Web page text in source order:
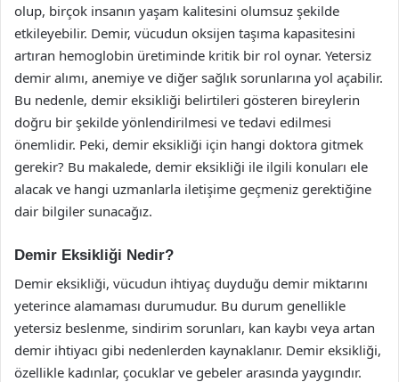
olup, birçok insanın yaşam kalitesini olumsuz şekilde
etkileyebilir. Demir, vücudun oksijen taşıma kapasitesini
artıran hemoglobin üretiminde kritik bir rol oynar. Yetersiz
demir alımı, anemiye ve diğer sağlık sorunlarına yol açabilir.
Bu nedenle, demir eksikliği belirtileri gösteren bireylerin
doğru bir şekilde yönlendirilmesi ve tedavi edilmesi
önemlidir. Peki, demir eksikliği için hangi doktora gitmek
gerekir? Bu makalede, demir eksikliği ile ilgili konuları ele
alacak ve hangi uzmanlarla iletişime geçmeniz gerektiğine
dair bilgiler sunacağız.
Demir Eksikliği Nedir?
Demir eksikliği, vücudun ihtiyaç duyduğu demir miktarını
yeterince alamaması durumudur. Bu durum genellikle
yetersiz beslenme, sindirim sorunları, kan kaybı veya artan
demir ihtiyacı gibi nedenlerden kaynaklanır. Demir eksikliği,
özellikle kadınlar, çocuklar ve gebeler arasında yaygındır.